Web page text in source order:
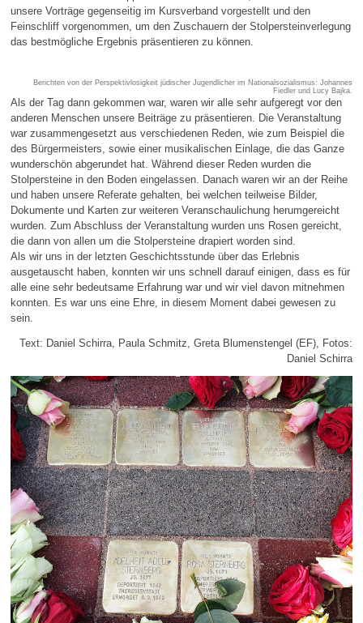
unsere Vorträge gegenseitig im Kursverband vorgestellt und den
Feinschliff vorgenommen, um den Zuschauern der Stolpersteinverlegung
das bestmögliche Ergebnis präsentieren zu können.
Berichten von der Perspektivlosigkeit jüdischer Jugendlicher im Nationalsozialismus: Johannes
Fiedler und Lucy Bajka.
Als der Tag dann gekommen war, waren wir alle sehr aufgeregt vor den
anderen Menschen unsere Beiträge zu präsentieren. Die Veranstaltung
war zusammengesetzt aus verschiedenen Reden, wie zum Beispiel die
des Bürgermeisters, sowie einer musikalischen Einlage, die das Ganze
wunderschön abgerundet hat. Während dieser Reden wurden die
Stolpersteine in den Boden eingelassen. Danach waren wir an der Reihe
und haben unsere Referate gehalten, bei welchen teilweise Bilder,
Dokumente und Karten zur weiteren Veranschaulichung herumgereicht
wurden. Zum Abschluss der Veranstaltung wurden uns Rosen gereicht,
die dann von allen um die Stolpersteine drapiert worden sind.
Als wir uns in der letzten Geschichtsstunde über das Erlebnis
ausgetauscht haben, konnten wir uns schnell darauf einigen, dass es für
alle eine sehr bedeutsame Erfahrung war und wir viel davon mitnehmen
konnten. Es war uns eine Ehre, in diesem Moment dabei gewesen zu
sein.
Text: Daniel Schirra, Paula Schmitz, Greta Blumenstengel (EF), Fotos:
Daniel Schirra